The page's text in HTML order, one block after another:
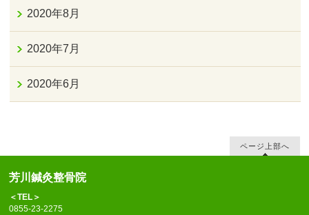
2020年8月
2020年7月
2020年6月
ページ上部へ
芳川鍼灸整骨院
＜TEL＞
0855-23-2275